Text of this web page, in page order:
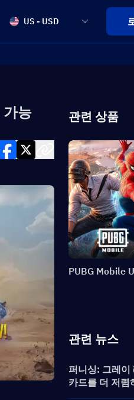
US - USD
능 관련 상품
PUBG Mobile
관련 뉴스
퍼니싱: 그레이
카드를 더 저렴